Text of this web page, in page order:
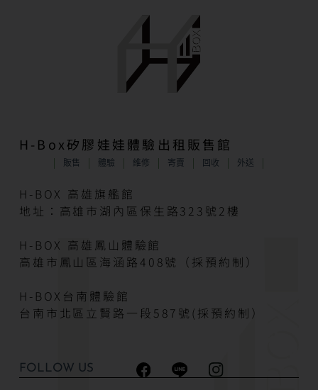
H-Box矽膠娃娃體驗出租販售館
販售 體驗 維修 寄賣 回收 外送
H-BOX 高雄旗艦館
地址：高雄市湖內區保生路323號2樓
H-BOX 高雄鳳山體驗館
高雄市鳳山區海涵路408號（採預約制）
H-BOX台南體驗館
台南市北區立賢路一段587號(採預約制）
FOLLOW US